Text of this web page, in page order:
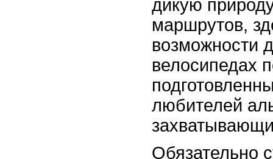
дикую
маршрутов,
возможности
велосипедах
любителей
Обязательно